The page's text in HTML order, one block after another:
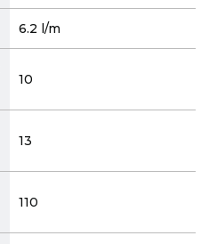
6.2 l/m
10
13
110